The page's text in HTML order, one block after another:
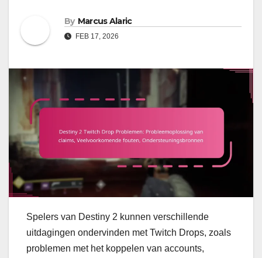
By Marcus Alaric
FEB 17, 2026
Spelers van Destiny 2 kunnen verschillende
uitdagingen ondervinden met Twitch Drops, zoals
problemen met het koppelen van accounts,